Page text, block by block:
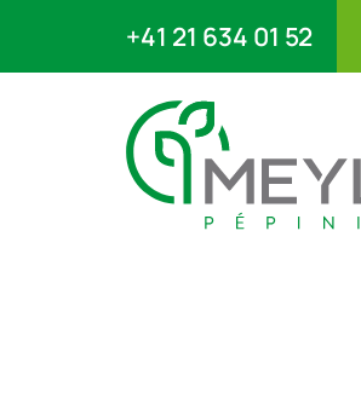
+41 21 634 01 52